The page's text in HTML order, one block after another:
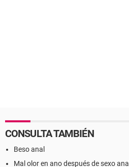
CONSULTA TAMBIÉN
Beso anal
Mal olor en ano después de sexo anal